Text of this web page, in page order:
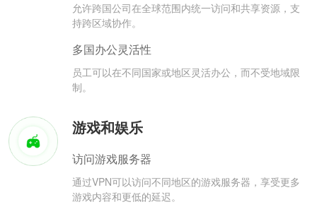
允许跨国公司在全球范围内统一访问和共享资源，支
持跨区域协作。
多国办公灵活性
员工可以在不同国家或地区灵活办公，而不受地域限
制。
游戏和娱乐
访问游戏服务器
通过VPN可以访问不同地区的游戏服务器，享受更多
游戏内容和更低的延迟。